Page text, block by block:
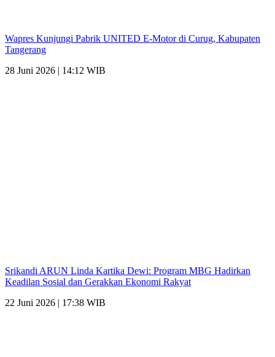
Wapres Kunjungi Pabrik UNITED E-Motor di Curug, Kabupaten
Tangerang
28 Juni 2026 | 14:12 WIB
Srikandi ARUN Linda Kartika Dewi: Program MBG Hadirkan
Keadilan Sosial dan Gerakkan Ekonomi Rakyat
22 Juni 2026 | 17:38 WIB